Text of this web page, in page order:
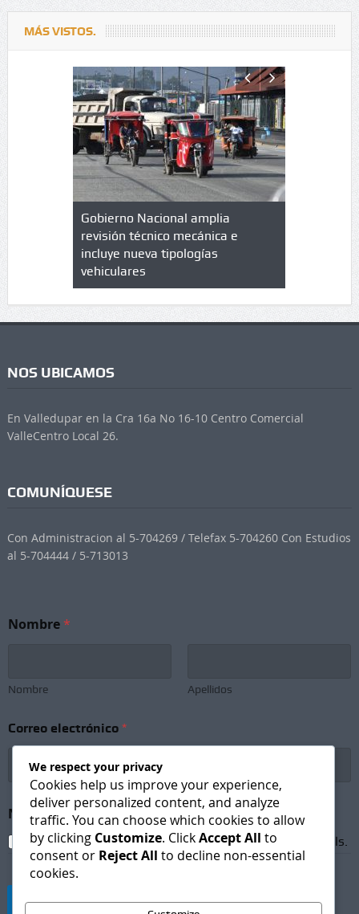
MÁS VISTOS.
de
en
Gobierno Nacional amplia
revisión técnico mecánica e
incluye nueva tipologías
vehiculares
Qué es
cuáles
NOS UBICAMOS
En Valledupar en la Cra 16a No 16-10 Centro Comercial
ValleCentro Local 26.
COMUNÍQUESE
Con Administracion al 5-704269 / Telefax 5-704260 Con Estudios
al 5-704444 / 5-713013
Nombre*
Nombre Apellidos
o
m
S
u
b
s
r
Correo electrónico *
Newsletter Subscription *
I agree to receive newsletters and promotional emails.
Suscribirse
We respect your privacy
Cookies help us improve your experience,
deliver personalized content, and analyze
traffic. You can choose which cookies to allow
by clicking Customize. ClickAccept All to
consent or Reject All to decline non-essential
cookies.